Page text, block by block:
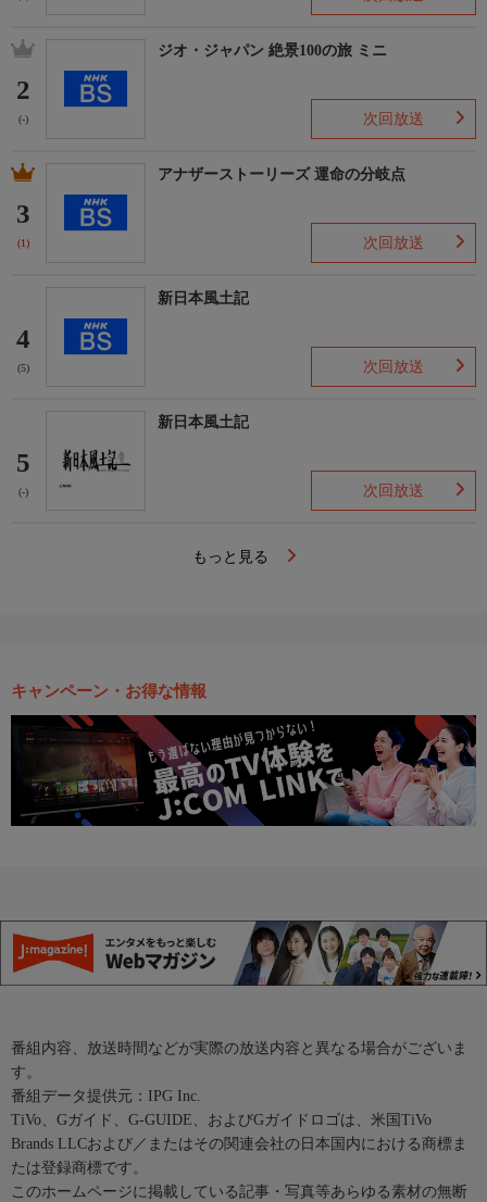
2
(-)
ジオ・ジャパン 絶景100の旅 ミニ
次回放送
3
(1)
アナザーストーリーズ 運命の分岐点
次回放送
4
(5)
新日本風土記
次回放送
5
(-)
新日本風土記
次回放送
もっと見る
キャンペーン・お得な情報
番組内容、放送時間などが実際の放送内容と異なる場合がございま
す。
番組データ提供元：IPG Inc.
TiVo、Gガイド、G-GUIDE、およびGガイドロゴは、米国TiVo
Brands LLCおよび／またはその関連会社の日本国内における商標ま
たは登録商標です。
このホームページに掲載している記事・写真等あらゆる素材の無断